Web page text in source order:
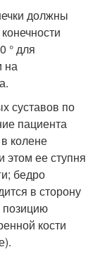
должны
° для
на
суставов по
пациента
колене
этом ее ступня
бедро
в сторону
позицию
кости